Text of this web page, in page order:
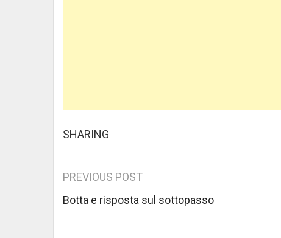
SHARING
Post
navigation
PREVIOUS POST
Botta e risposta sul sottopasso